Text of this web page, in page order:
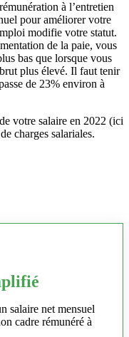
à l’entretien
pour améliorer votre
modifie votre statut.
de la paie, vous
bas que lorsque vous
plus élevé. Il faut tenir
de 23% environ à
votre salaire en 2022 (ici
charges salariales.
salaire net mensuel
cadre rémunéré à